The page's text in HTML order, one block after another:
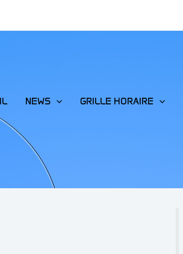
NEWS GRILLE HORAIRE